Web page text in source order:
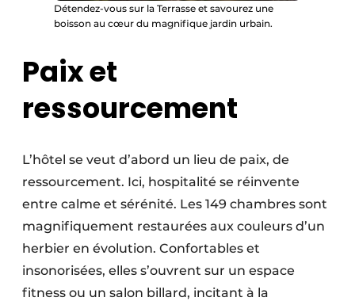
Détendez-vous sur la Terrasse et savourez une
boisson au cœur du magnifique jardin urbain.
Paix et
ressourcement
L’hôtel se veut d’abord un lieu de paix, de
ressourcement. Ici, hospitalité se réinvente
entre calme et sérénité. Les 149 chambres sont
magnifiquement restaurées aux couleurs d’un
herbier en évolution. Confortables et
insonorisées, elles s’ouvrent sur un espace
fitness ou un salon billard, incitant à la